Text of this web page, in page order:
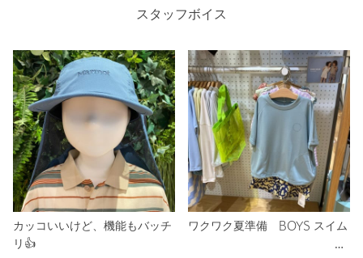
スタッフボイス
カッコいいけど、機能もバッチ
リ👍
ワクワク夏準備 BOYS スイム